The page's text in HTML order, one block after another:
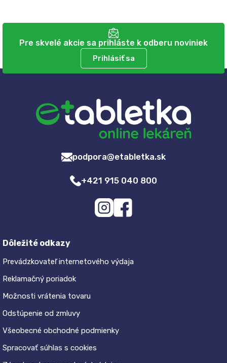
Pre skvelé akcie sa prihláste k odberu noviniek
Prihlásiť sa
podpora@etabletka.sk
+421 915 040 800
Dôležité odkazy
Prevádzkovateľ internetového výdaja
Reklamačný poriadok
Možnosti vrátenia tovaru
Odstúpenie od zmluvy
Všeobecné obchodné podmienky
Spracovať súhlas s cookies